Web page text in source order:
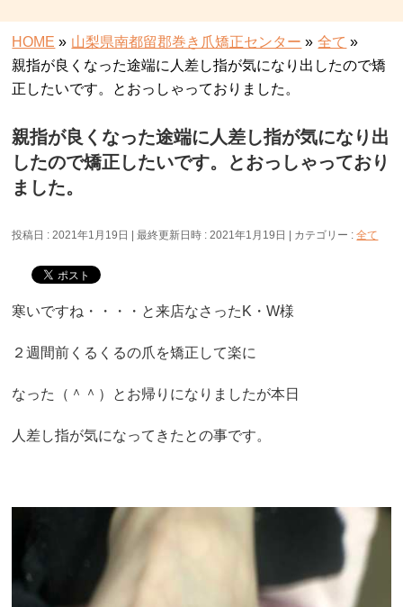
HOME » 山梨県南都留郡巻き爪矯正センター » 全て »
親指が良くなった途端に人差し指が気になり出したので矯
正したいです。とおっしゃっておりました。
親指が良くなった途端に人差し指が気になり出
したので矯正したいです。とおっしゃっており
ました。
投稿日 : 2021年1月19日 最終更新日時 : 2021年1月19日 カテゴリー :全て
寒いですね・・・・と来店なさったK・W様
２週間前くるくるの爪を矯正して楽に
なった（＾＾）とお帰りになりましたが本日
人差し指が気になってきたとの事です。